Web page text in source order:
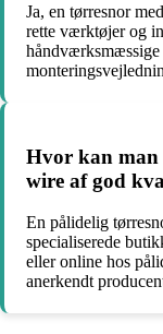
Ja, en tørresnor
rette værktøjer og
Hvor kan man
wire af god
En pålidelig
specialiserede
eller online hos
anerkendt